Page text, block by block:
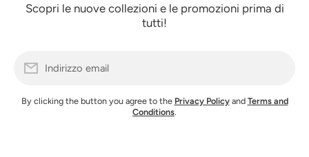
Scopri le nuove collezioni e le promozioni prima di
tutti!
Indirizzo email
By clicking the button you agree to the Privacy Policyand Terms and
Conditions